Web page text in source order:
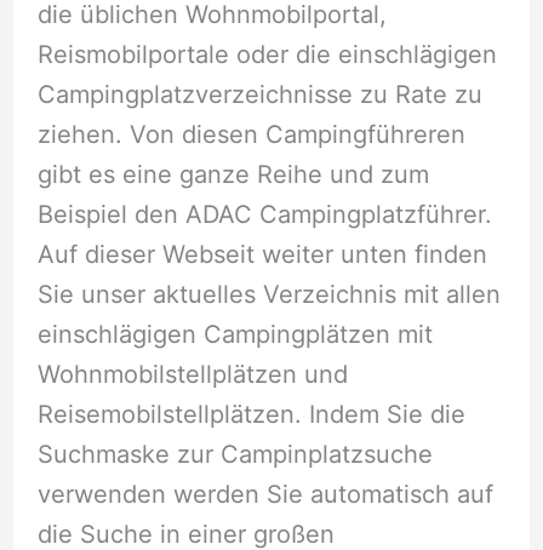
die üblichen Wohnmobilportal,
Reismobilportale oder die einschlägigen
Campingplatzverzeichnisse zu Rate zu
ziehen. Von diesen Campingführeren
gibt es eine ganze Reihe und zum
Beispiel den ADAC Campingplatzführer.
Auf dieser Webseit weiter unten finden
Sie unser aktuelles Verzeichnis mit allen
einschlägigen Campingplätzen mit
Wohnmobilstellplätzen und
Reisemobilstellplätzen. Indem Sie die
Suchmaske zur Campinplatzsuche
verwenden werden Sie automatisch auf
die Suche in einer großen